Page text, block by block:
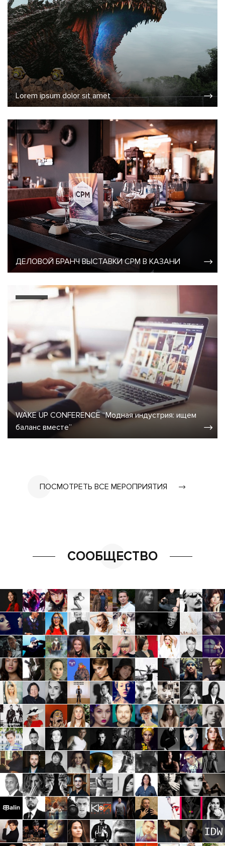
Lorem ipsum dolor sit amet
ДЕЛОВОЙ БРАНЧ ВЫСТАВКИ CPM В КАЗАНИ
WAKE UP CONFERENCE “Модная индустрия: ищем
баланс вместе”
ПОСМОТРЕТЬ ВСЕ МЕРОПРИЯТИЯ
СООБЩЕСТВО